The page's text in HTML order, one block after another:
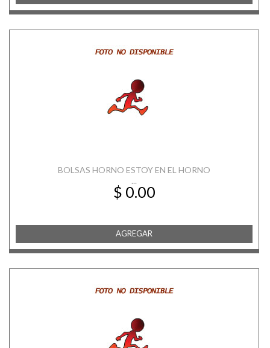
BOLSAS HORNO ESTOY EN EL HORNO
...
$ 0.00
AGREGAR